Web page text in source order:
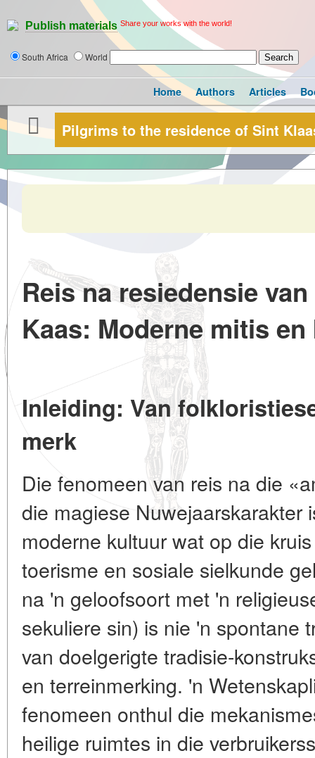
Publish materials Share your works with the world!
South Africa World
Home Authors Articles
Pilgrims to the residence of Sint
Reis na resiedensie
Kaas: Moderne mitis
Inleiding: Van
merk
Die fenomeen van reis na die
die magiese Nuwejaarskarakter
moderne kultuur wat op die
toerisme en sosiale sielkunde
na 'n geloofsoort met 'n
sekuliere sin) is nie 'n spontane
van doelgerigte tradisie-
en terreinmerking. 'n
fenomeen onthul die
heilige ruimtes in die